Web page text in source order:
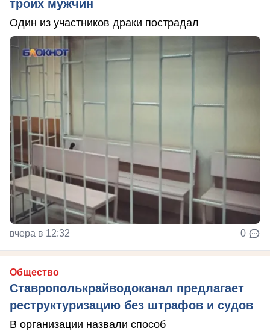
троих мужчин
Один из участников драки пострадал
вчера в 12:32 0
Общество
Ставрополькрайводоканал предлагает
реструктуризацию без штрафов и судов
В организации назвали способ